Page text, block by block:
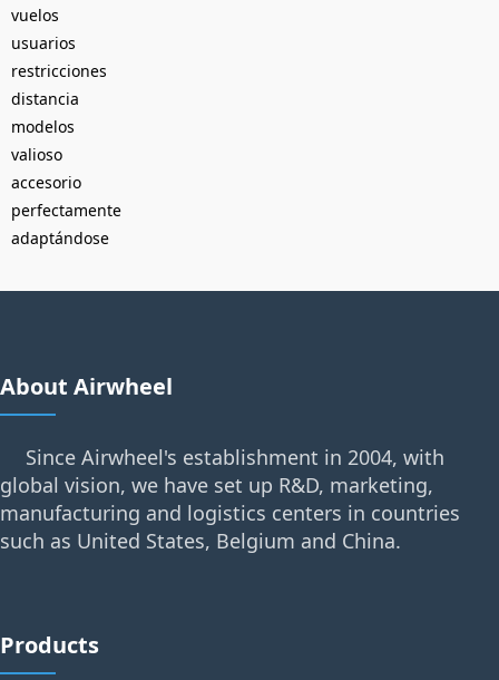
vuelos
usuarios
restricciones
distancia
modelos
valioso
accesorio
perfectamente
adaptándose
About Airwheel
Since Airwheel's establishment in 2004, with
global vision, we have set up R&D, marketing,
manufacturing and logistics centers in countries
such as United States, Belgium and China.
Products